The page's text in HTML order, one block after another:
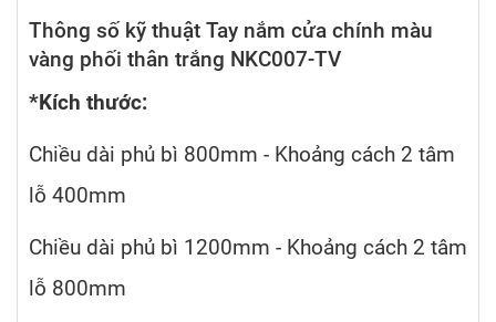
Thông số kỹ thuật Tay nắm cửa chính màu
vàng phối thân trắng NKC007-TV
*Kích thước:
Chiều dài phủ bì 800mm - Khoảng cách 2 tâm
lỗ 400mm
Chiều dài phủ bì 1200mm - Khoảng cách 2 tâm
lỗ 800mm